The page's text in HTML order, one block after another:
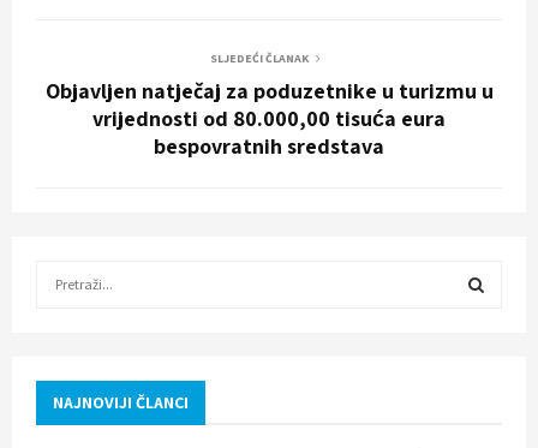
SLJEDEĆI ČLANAK
Objavljen natječaj za poduzetnike u turizmu u
vrijednosti od 80.000,00 tisuća eura
bespovratnih sredstava
f
NAJNOVIJI ČLANCI